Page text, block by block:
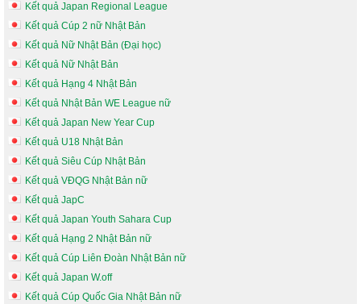
Kết quả Japan Regional League
Kết quả Cúp 2 nữ Nhật Bản
Kết quả Nữ Nhật Bản (Đại học)
Kết quả Nữ Nhật Bản
Kết quả Hạng 4 Nhật Bản
Kết quả Nhật Bản WE League nữ
Kết quả Japan New Year Cup
Kết quả U18 Nhật Bản
Kết quả Siêu Cúp Nhật Bản
Kết quả VĐQG Nhật Bản nữ
Kết quả JapC
Kết quả Japan Youth Sahara Cup
Kết quả Hạng 2 Nhật Bản nữ
Kết quả Cúp Liên Đoàn Nhật Bản nữ
Kết quả Japan W.off
Kết quả Cúp Quốc Gia Nhật Bản nữ